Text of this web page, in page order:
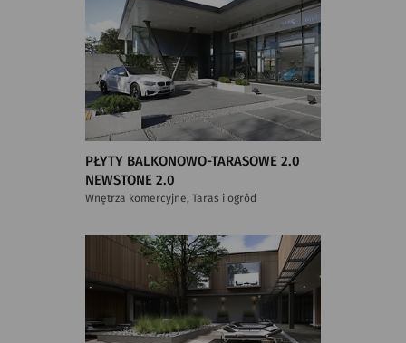
PŁYTY BALKONOWO-TARASOWE 2.0
NEWSTONE 2.0
Wnętrza komercyjne, Taras i ogród